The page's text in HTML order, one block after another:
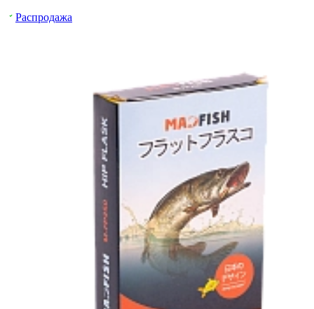
Распродажа